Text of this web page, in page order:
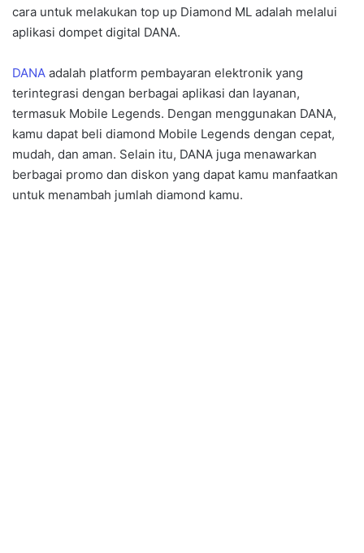
cara untuk melakukan top up Diamond ML adalah melalui
aplikasi dompet digital DANA.
DANA adalah platform pembayaran elektronik yang
terintegrasi dengan berbagai aplikasi dan layanan,
termasuk Mobile Legends. Dengan menggunakan DANA,
kamu dapat beli diamond Mobile Legends dengan cepat,
mudah, dan aman. Selain itu, DANA juga menawarkan
berbagai promo dan diskon yang dapat kamu manfaatkan
untuk menambah jumlah diamond kamu.